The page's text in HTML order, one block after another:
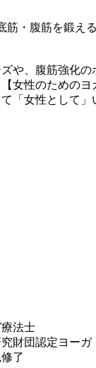
筋・腹筋を鍛え
や、腹筋強化
女性のための
「女性として」
法士
財団認定ヨーガ
了